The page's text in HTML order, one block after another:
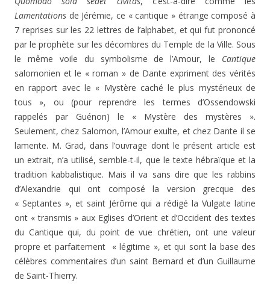
Lamentations de Jérémie, ce « cantique » étrange composé à
7 reprises sur les 22 lettres de l’alphabet, et qui fut prononcé
par le prophète sur les décombres du Temple de la Ville. Sous
le même voile du symbolisme de l’Amour, le Cantique
salomonien et le « roman » de Dante expriment des vérités
en rapport avec le « Mystère caché le plus mystérieux de
tous », ou (pour reprendre les termes d’Ossendowski
rappelés par Guénon) le « Mystère des mystères ».
Seulement, chez Salomon, l’Amour exulte, et chez Dante il se
lamente. M. Grad, dans l’ouvrage dont le présent article est
un extrait, n’a utilisé, semble-t-il, que le texte hébraïque et la
tradition kabbalistique. Mais il va sans dire que les rabbins
d’Alexandrie qui ont composé la version grecque des
« Septantes », et saint Jérôme qui a rédigé la Vulgate latine
ont « transmis » aux Eglises d’Orient et d’Occident des textes
du Cantique qui, du point de vue chrétien, ont une valeur
propre et parfaitement « légitime », et qui sont la base des
célèbres commentaires d’un saint Bernard et d’un Guillaume
de Saint-Thierry.